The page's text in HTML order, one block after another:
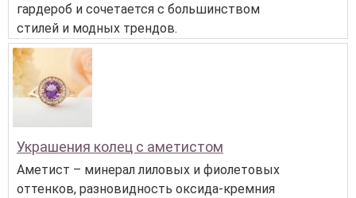
гардероб и сочетается с большинством
стилей и модных трендов.
Украшения колец с аметистом
Аметист – минерал лиловых и фиолетовых
оттенков, разновидность оксида-кремния